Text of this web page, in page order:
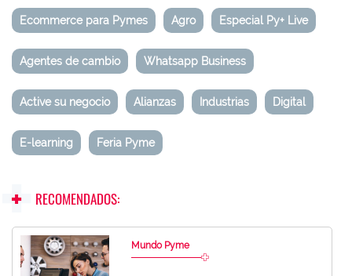
Ecommerce para Pymes Agro Especial Py+ Live
Agentes de cambio Whatsapp Business
Active su negocio Alianzas Industrias Digital
E-learning Feria Pyme
RECOMENDADOS:
Mundo Pyme